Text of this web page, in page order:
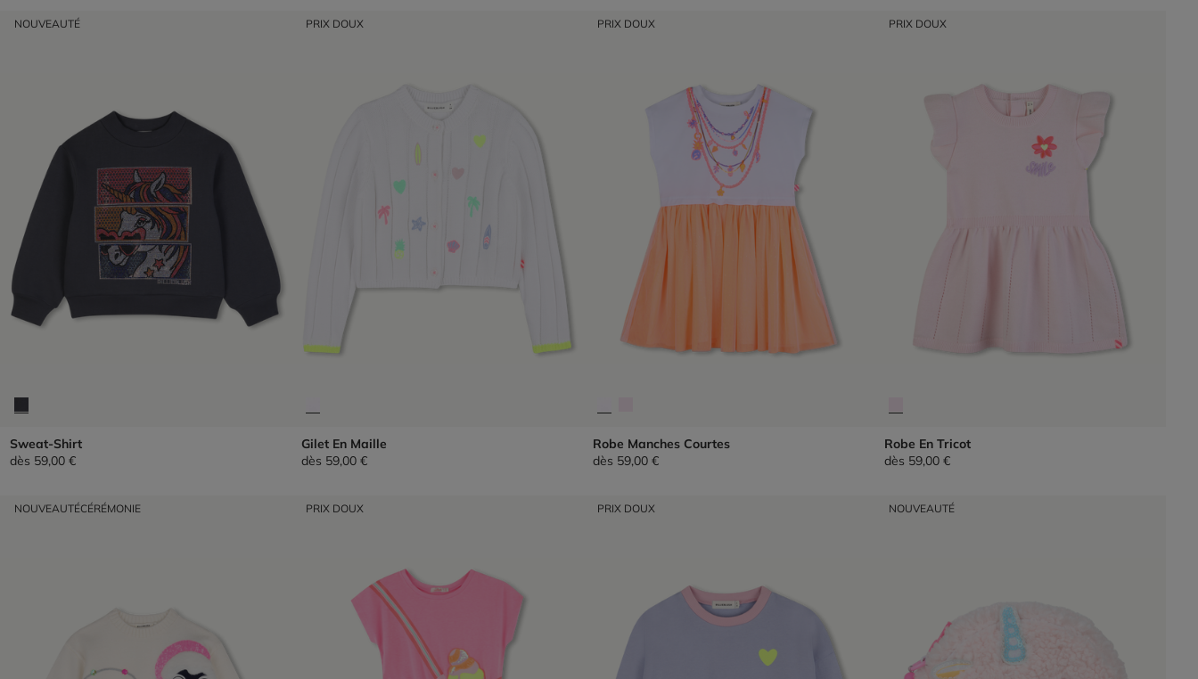
NOUVEAUTÉ
Sweat-Shirt
dès 59,00 €
PRIX DOUX
Gilet En Maille
dès 59,00 €
PRIX DOUX
Robe Manches Courtes
dès 59,00 €
PRIX DOUX
Robe En Tricot
dès 59,00 €
NOUVEAUTÉCÉRÉMONIE PRIX DOUX PRIX DOUX NOUVEAUTÉ